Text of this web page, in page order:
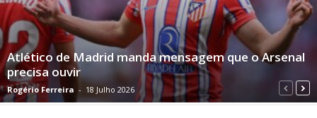
Atlético de Madrid manda mensagem que o Arsenal
precisa ouvir
Rogério Ferreira - 18 Julho 2026